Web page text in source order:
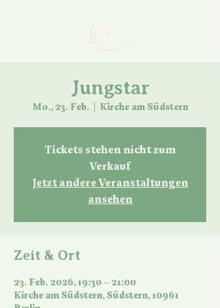
Jungstar
Mo., 23. Feb. Kirche am Südstern
Tickets stehen nicht zum
Verkauf
Jetzt andere Veranstaltungen
ansehen
Zeit & Ort
23. Feb. 2026, 19:30 – 21:00
Kirche am Südstern, Südstern, 10961